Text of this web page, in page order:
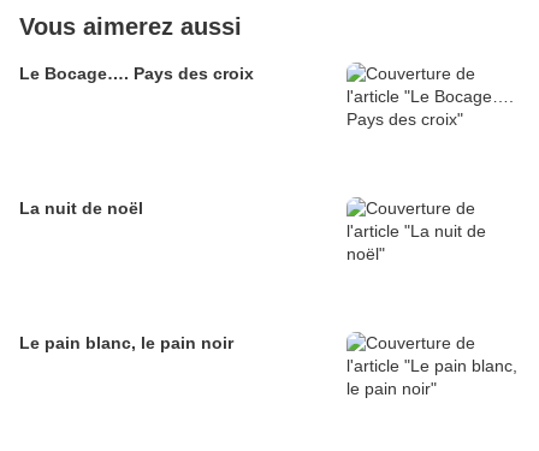
Vous aimerez aussi
Le Bocage…. Pays des croix
La nuit de noël
Le pain blanc, le pain noir